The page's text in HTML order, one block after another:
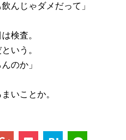
んじゃダメだって」
検査。
いう。
のか」
いことか。